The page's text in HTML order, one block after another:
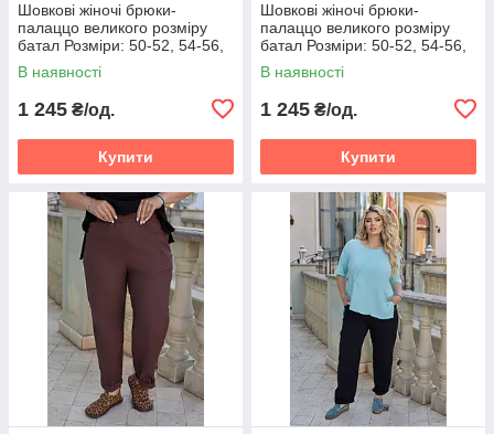
Шовкові жіночі брюки-
палаццо великого розміру
батал Розміри: 50-52, 54-56,
58-60
В наявності
1 245 ₴/од.
Купити
Шовкові жіночі брюки-
палаццо великого розміру
батал Розміри: 50-52, 54-56,
58-60
В наявності
1 245 ₴/од.
Купити